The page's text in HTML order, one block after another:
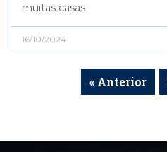
muitas casas
16/10/2024
« Anterior